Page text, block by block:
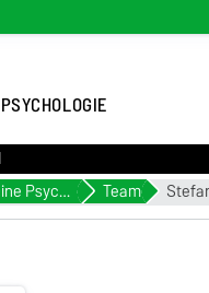
Allgemeine Psychologie Team